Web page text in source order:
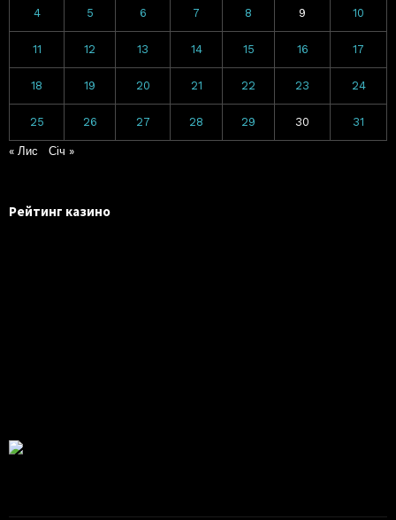
4 5 6 7 8 9 10
11 12 13 14 15 16 17
18 19 20 21 22 23 24
25 26 27 28 29 30 31
« Лис Січ »
Рейтинг казино